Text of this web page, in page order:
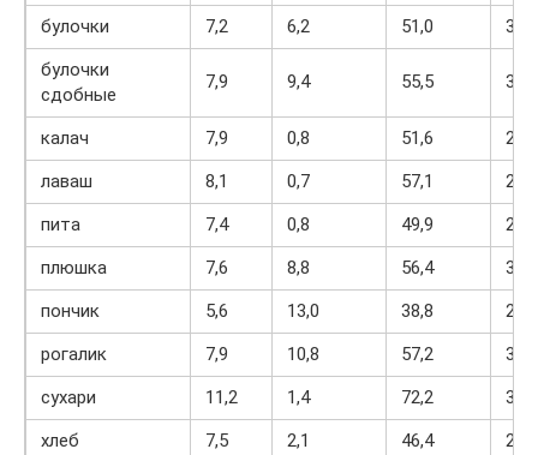
булочки
7,2 6,2 51,0
317
булочки
сдобные
7,9 9,4 55,5 339
калач 7,9 0,8 51,6
249
лаваш
8,1 0,7 57,1
274
пита
7,4 0,8 49,9
242
плюшка
7,6 8,8 56,4
334
пончик
5,6 13,0 38,8
296
рогалик
7,9 10,8 57,2
357
сухари
11,2 1,4 72,2
331
хлеб
7,5 2,1 46,4 227